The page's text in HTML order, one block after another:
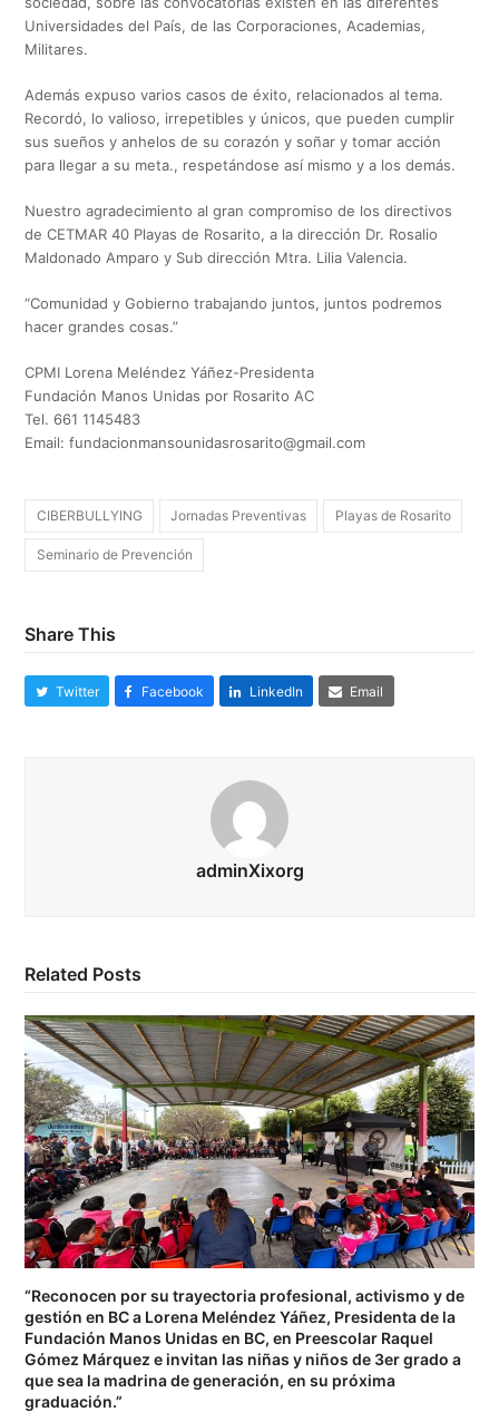
Universidades del País, de las Corporaciones, Academias,
Militares.
Además expuso varios casos de éxito, relacionados al tema.
Recordó, lo valioso, irrepetibles y únicos, que pueden cumplir
sus sueños y anhelos de su corazón y soñar y tomar acción
para llegar a su meta., respetándose así mismo y a los demás.
Nuestro agradecimiento al gran compromiso de los directivos
de CETMAR 40 Playas de Rosarito, a la dirección Dr. Rosalio
Maldonado Amparo y Sub dirección Mtra. Lilia Valencia.
“Comunidad y Gobierno trabajando juntos, juntos podremos
hacer grandes cosas.”
CPMI Lorena Meléndez Yáñez-Presidenta
Fundación Manos Unidas por Rosarito AC
Tel. 661 1145483
Email:fundacionmansounidasrosarito@gmail.com
CIBERBULLYING Jornadas Preventivas Playas de Rosarito
Seminario de Prevención
Share This
Twitter Facebook LinkedIn Email
adminXixorg
Related Posts
“Reconocen por su trayectoria profesional, activismo y de
gestión en BC a Lorena Meléndez Yáñez, Presidenta de la
Fundación Manos Unidas en BC, en Preescolar Raquel
Gómez Márquez e invitan las niñas y niños de 3er grado a
que sea la madrina de generación, en su próxima
graduación.”